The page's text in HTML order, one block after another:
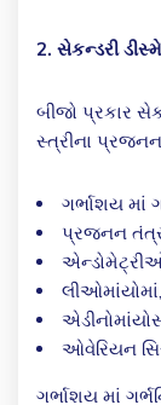
2. સેકન્ડરી
બીજો પ્રકાર
સ્ત્રીના
ગર્ભાશય માં
પ્રજનન
લીઓમાંયોમાં,
ઓવેરિયન
ગર્ભાશય માં